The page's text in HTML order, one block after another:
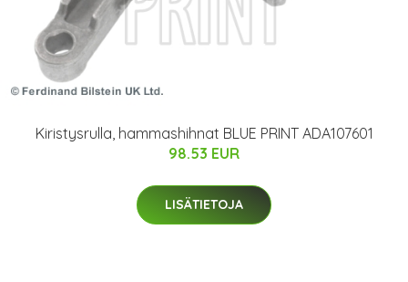
Kiristysrulla, hammashihnat BLUE PRINT ADA107601
98.53 EUR
LISÄTIETOJA